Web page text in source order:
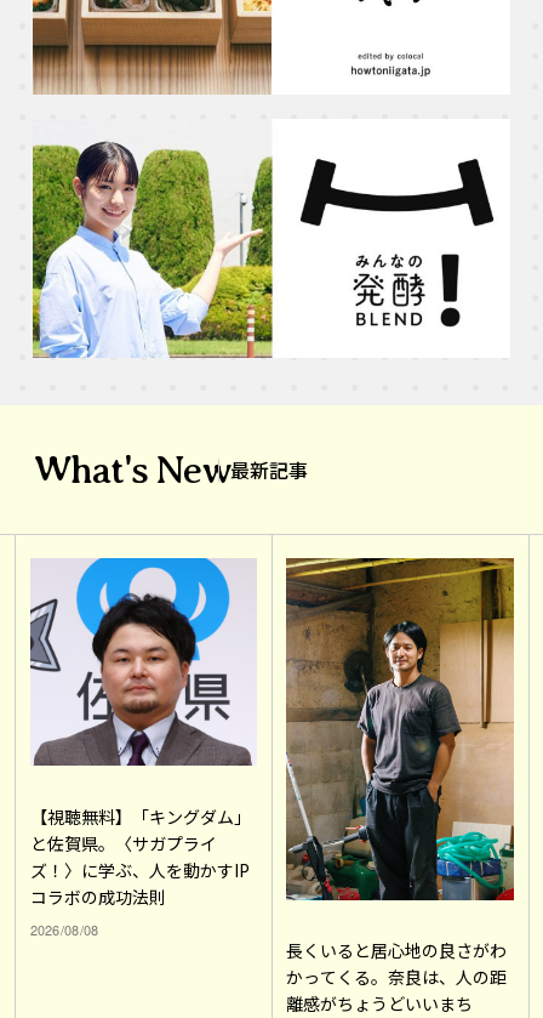
What's New最新記事
【視聴無料】「キングダム」
と佐賀県。〈サガプライ
ズ！〉に学ぶ、人を動かすIP
コラボの成功法則
2026/08/08
長くいると居心地の良さがわ
かってくる。奈良は、人の距
離感がちょうどいいまち